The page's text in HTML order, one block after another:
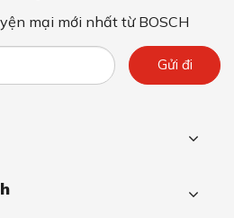
mại mới nhất từ BOSCH
Gửi đi